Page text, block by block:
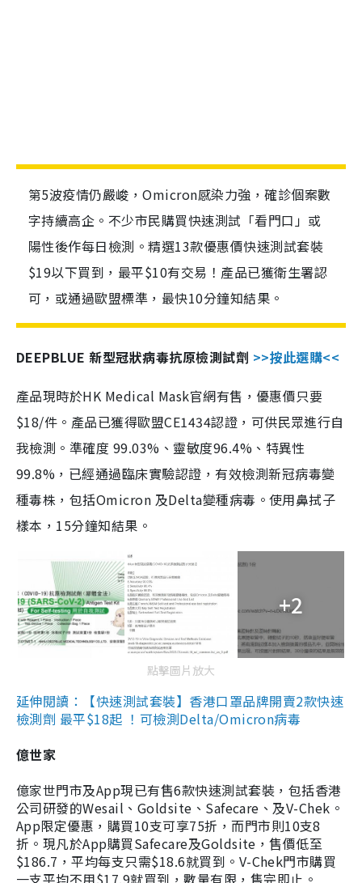
第5波疫情仍嚴峻，Omicron感染力強，確診個案數
字持續高企。不少市民購買快速測試「看門口」或
陽性後作每日檢測。精選13款優惠價快速測試套裝
$19以下買到，最平$10有交易！產品已獲衛生署認
可，或通過歐盟標準，最快10分鐘知結果。
DEEPBLUE 新型冠狀病毒抗原檢測試劑 >>按此選購<<
產品現時於HK Medical Mask官網有售，優惠價只要
$18/件。產品已獲得歐盟CE1434認證，可供民眾進行自
我檢測。準確度 99.03%、靈敏度96.4%、特異性
99.8%，已經通過臨床實驗認證，有效檢測新冠病毒變
種毒株，包括Omicron 及Delta變種病毒。使用鼻拭子
樣本，15分鐘知結果。
+2
點擊圖片放大
延伸閱讀：【快速測試套裝】香港口罩品牌開賣2款快速
檢測劑 最平$18起 ！可檢測Delta/Omicron病毒
億世家
億家世門市及App現已有售6款快速測試套裝，包括香港
公司研發的Wesail、Goldsite、Safecare、及V-Chek。
App限定優惠，購買10支可享75折，而門市則10支8
折。現凡於App購買Safecare及Goldsite，售價低至
$186.7，平均每支只需$18.6就買到。V-Chek門市購買
一支平均不用$17.9就買到，數量有限，售完即止。